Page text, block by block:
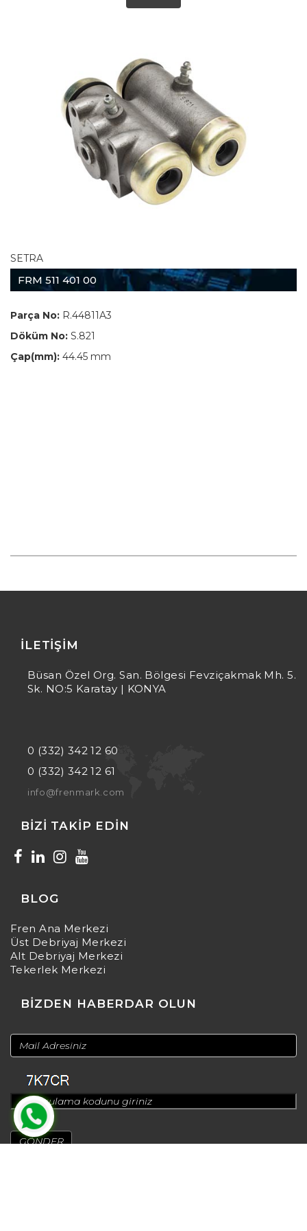
SETRA
FRM 511 401 00
Parça No: R.44811A3
Döküm No: S.821
Çap(mm): 44.45 mm
İLETIŞIM
Büsan Özel Org. San. Bölgesi Fevziçakmak Mh. 5.
Sk. NO:5 Karatay | KONYA
0 (332) 342 12 60
0 (332) 342 12 61
info@frenmark.com
BIZI TAKIP EDIN
BLOG
Fren Ana Merkezi
Üst Debriyaj Merkezi
Alt Debriyaj Merkezi
Tekerlek Merkezi
BİZDEN HABERDAR OLUN